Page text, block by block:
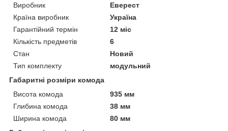
Виробник
Еверест
Країна виробник
Україна
Гарантійний термін
12 міс
Кількість предметів
6
Стан
Новий
Тип комплекту
модульний
Габаритні розміри комода
Висота комода
935 мм
Глибина комода
38 мм
Ширина комода
80 мм